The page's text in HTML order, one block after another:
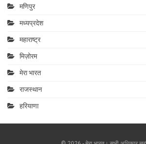
मणिपुर
मध्यप्रदेश
महाराष्‍ट्र
मिज़ोरम
मेरा भारत
राजस्थान
हरियाणा